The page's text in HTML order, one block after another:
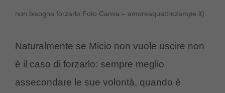
non bisogna forzarlo Foto Canva – amoreaquattrozampe.it)
Naturalmente se Micio non vuole uscire non
è il caso di forzarlo: sempre meglio
assecondare le sue volontà, quando è